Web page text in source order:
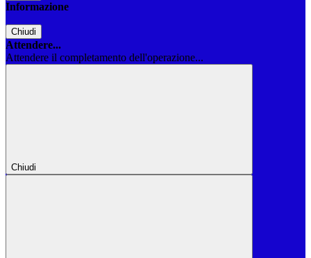
Informazione
Chiudi
Attendere...
Attendere il completamento dell'operazione...
Chiudi